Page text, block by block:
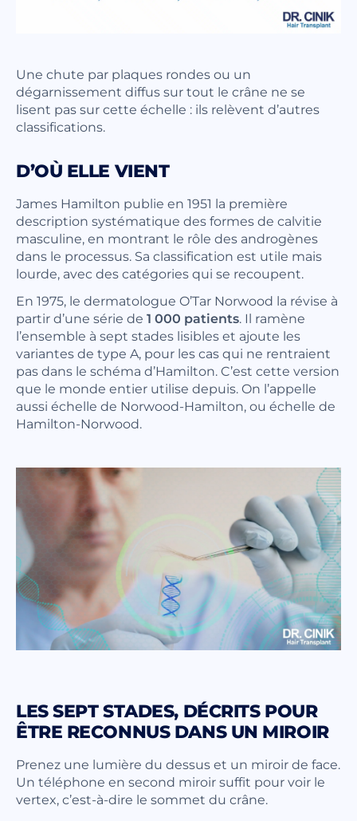
Une chute par plaques rondes ou un
dégarnissement diffus sur tout le crâne ne se
lisent pas sur cette échelle : ils relèvent d’autres
classifications.
D’OÙ ELLE VIENT
James Hamilton publie en 1951 la première
description systématique des formes de calvitie
masculine, en montrant le rôle des androgènes
dans le processus. Sa classification est utile mais
lourde, avec des catégories qui se recoupent.
En 1975, le dermatologue O’Tar Norwood la révise à
partir d’une série de 1 000 patients. Il ramène
l’ensemble à sept stades lisibles et ajoute les
variantes de type A, pour les cas qui ne rentraient
pas dans le schéma d’Hamilton. C’est cette version
que le monde entier utilise depuis. On l’appelle
aussi échelle de Norwood-Hamilton, ou échelle de
Hamilton-Norwood.
LES SEPT STADES, DÉCRITS POUR
ÊTRE RECONNUS DANS UN MIROIR
Prenez une lumière du dessus et un miroir de face.
Un téléphone en second miroir suffit pour voir le
vertex, c’est-à-dire le sommet du crâne.